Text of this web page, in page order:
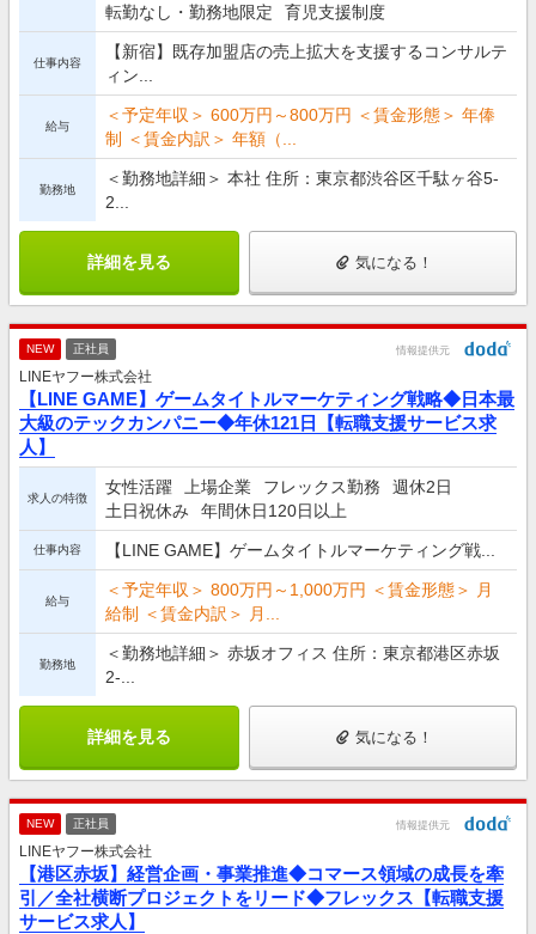
転勤なし・勤務地限定
育児支援制度
仕事内容
【新宿】既存加盟店の売上拡大を支援するコンサルテ
ィン...
給与
＜予定年収＞ 600万円～800万円 ＜賃金形態＞ 年俸
制 ＜賃金内訳＞ 年額（...
勤務地
＜勤務地詳細＞ 本社 住所：東京都渋谷区千駄ヶ谷5-
2...
詳細を見る 気になる！
NEW 正社員 情報提供元
LINEヤフー株式会社
【LINE GAME】ゲームタイトルマーケティング戦略◆日本最
大級のテックカンパニー◆年休121日【転職支援サービス求
人】
求人の特徴
女性活躍 上場企業 フレックス勤務
週休2日
土日祝休み
年間休日120日以上
仕事内容 【LINE GAME】ゲームタイトルマーケティング戦...
給与
＜予定年収＞ 800万円～1,000万円 ＜賃金形態＞ 月
給制 ＜賃金内訳＞ 月...
勤務地
＜勤務地詳細＞ 赤坂オフィス 住所：東京都港区赤坂
2-...
詳細を見る 気になる！
NEW 正社員 情報提供元
LINEヤフー株式会社
【港区赤坂】経営企画・事業推進◆コマース領域の成長を牽
引／全社横断プロジェクトをリード◆フレックス【転職支援
サービス求人】